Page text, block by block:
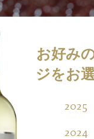
お好み
ジをお
2025
2024